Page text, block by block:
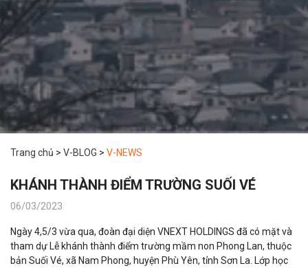
Trang chủ > V-BLOG > V-NEWS
KHÁNH THÀNH ĐIỂM TRƯỜNG SUỐI VÉ
06/03/2023
Ngày 4,5/3 vừa qua, đoàn đại diện VNEXT HOLDINGS đã có mặt và
tham dự Lễ khánh thành điểm trường mầm non Phong Lan, thuộc
bản Suối Vé, xã Nam Phong, huyện Phù Yên, tỉnh Sơn La. Lớp học